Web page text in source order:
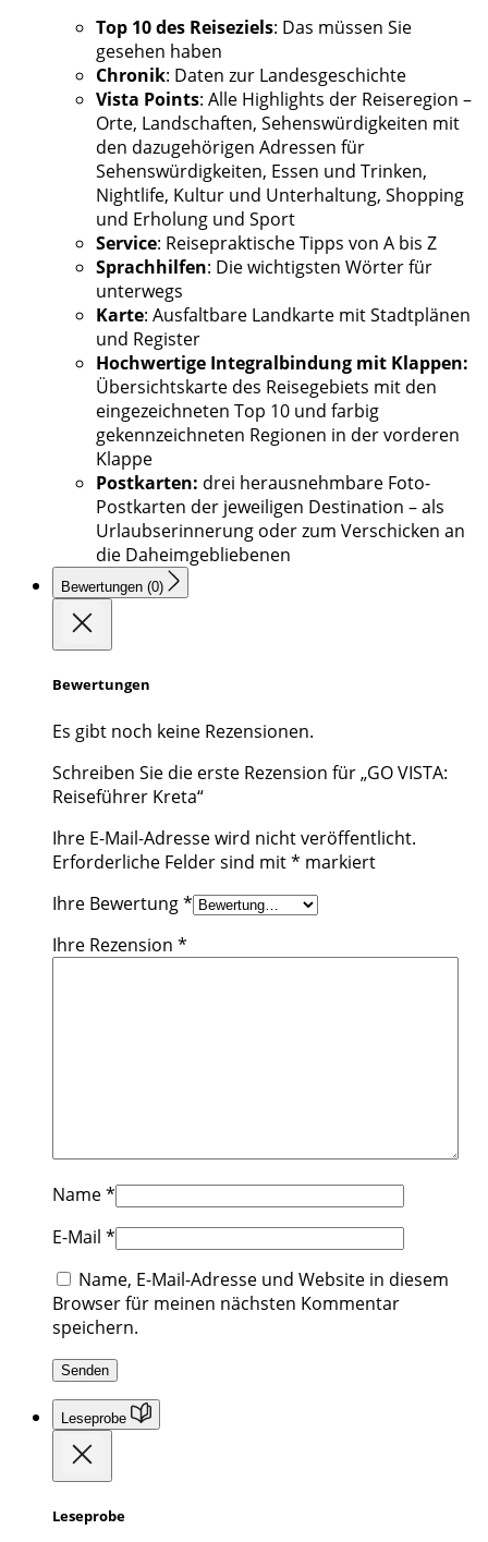
Top 10 des Reiseziels: Das müssen Sie
gesehen haben
Chronik: Daten zur Landesgeschichte
Vista Points: Alle Highlights der Reiseregion –
Orte, Landschaften, Sehenswürdigkeiten mit
den dazugehörigen Adressen für
Sehenswürdigkeiten, Essen und Trinken,
Nightlife, Kultur und Unterhaltung, Shopping
und Erholung und Sport
Service: Reisepraktische Tipps von A bis Z
Sprachhilfen: Die wichtigsten Wörter für
unterwegs
Karte: Ausfaltbare Landkarte mit Stadtplänen
und Register
Hochwertige Integralbindung mit Klappen:
Übersichtskarte des Reisegebiets mit den
eingezeichneten Top 10 und farbig
gekennzeichneten Regionen in der vorderen
Klappe
Postkarten: drei herausnehmbare Foto-
Postkarten der jeweiligen Destination – als
Urlaubserinnerung oder zum Verschicken an
die Daheimgebliebenen
Bewertungen (0)
Bewertungen
Es gibt noch keine Rezensionen.
Schreiben Sie die erste Rezension für „GO VISTA:
Reiseführer Kreta“
Ihre E-Mail-Adresse wird nicht veröffentlicht.
Erforderliche Felder sind mit* markiert
Ihre Bewertung*
Ihre Rezension *
Name*
E-Mail *
Name, E-Mail-Adresse und Website in diesem
Browser für meinen nächsten Kommentar
speichern.
Leseprobe
Leseprobe